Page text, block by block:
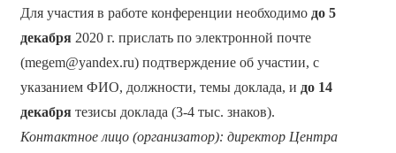
Для участия в работе конференции необходимо до 5
декабря2020 г. прислать по электронной почте
(megem@yandex.ru) подтверждение об участии, с
указанием ФИО, должности, темы доклада, и до 14
декабрятезисы доклада (3-4 тыс. знаков).
Контактное лицо (организатор): директор Центра